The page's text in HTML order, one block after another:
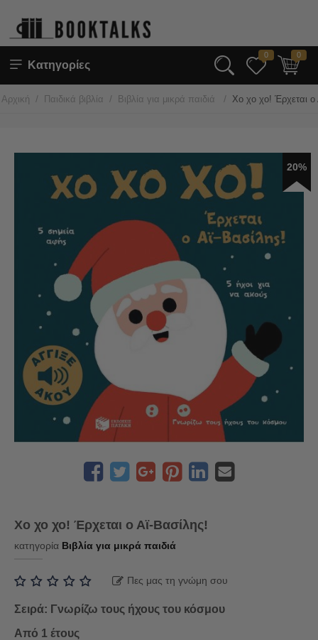
Κατηγορίες
0 0
Αρχική / Παιδικά βιβλία / Βιβλία για μικρά παιδιά / Χο χο χο! Έρχεται ο
20%
Χο χο χο! Έρχεται ο Αϊ-Βασίλης!
κατηγορία Βιβλία για μικρά παιδιά
Πες μας τη γνώμη σου
Σειρά: Γνωρίζω τους ήχους του κόσμου
Από 1 έτους